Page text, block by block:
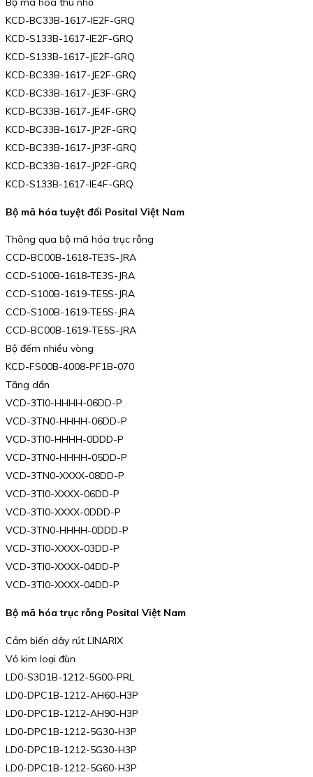
KCD-BC33B-1617-IE2F-GRQ
KCD-S133B-1617-IE2F-GRQ
KCD-S133B-1617-JE2F-GRQ
KCD-BC33B-1617-JE2F-GRQ
KCD-BC33B-1617-JE3F-GRQ
KCD-BC33B-1617-JE4F-GRQ
KCD-BC33B-1617-JP2F-GRQ
KCD-BC33B-1617-JP3F-GRQ
KCD-BC33B-1617-JP2F-GRQ
KCD-S133B-1617-IE4F-GRQ
Bộ mã hóa tuyệt đối Posital Việt Nam
Thông qua bộ mã hóa trục rỗng
CCD-BC00B-1618-TE3S-JRA
CCD-S100B-1618-TE3S-JRA
CCD-S100B-1619-TE5S-JRA
CCD-S100B-1619-TE5S-JRA
CCD-BC00B-1619-TE5S-JRA
Bộ đếm nhiều vòng
KCD-FS00B-4008-PF1B-070
Tăng dần
VCD-3TI0-HHHH-06DD-P
VCD-3TN0-HHHH-06DD-P
VCD-3TI0-HHHH-0DDD-P
VCD-3TN0-HHHH-05DD-P
VCD-3TN0-XXXX-08DD-P
VCD-3TI0-XXXX-06DD-P
VCD-3TI0-XXXX-0DDD-P
VCD-3TN0-HHHH-0DDD-P
VCD-3TI0-XXXX-03DD-P
VCD-3TI0-XXXX-04DD-P
VCD-3TI0-XXXX-04DD-P
Bộ mã hóa trục rỗng Posital Việt Nam
Cảm biến dây rút LINARIX
Vỏ kim loại đùn
LD0-S3D1B-1212-5G00-PRL
LD0-DPC1B-1212-AH60-H3P
LD0-DPC1B-1212-AH90-H3P
LD0-DPC1B-1212-5G30-H3P
LD0-DPC1B-1212-5G30-H3P
LD0-DPC1B-1212-5G60-H3P